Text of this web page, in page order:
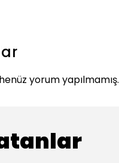
yorum yapılmamış.